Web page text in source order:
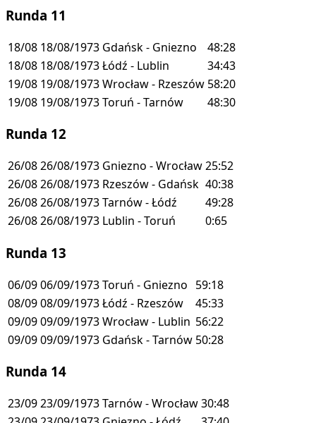
Runda 11
18/08 18/08/1973 Gdańsk - Gniezno
48:28
18/08 18/08/1973Łódź - Lublin
34:43
19/08 19/08/1973Wrocław - Rzeszów 58:20
19/08 19/08/1973Toruń - Tarnów 48:30
Runda 12
26/0826/08/1973 Gniezno - Wrocław25:52
26/0826/08/1973 Rzeszów - Gdańsk 40:38
26/0826/08/1973Tarnów - Łódź
49:28
26/0826/08/1973 Lublin - Toruń 0:65
Runda 13
06/0906/09/1973Toruń - Gniezno 59:18
08/0908/09/1973Łódź - Rzeszów
45:33
09/0909/09/1973Wrocław - Lublin 56:22
09/0909/09/1973 Gdańsk - Tarnów 50:28
Runda 14
23/0923/09/1973Tarnów - Wrocław30:48